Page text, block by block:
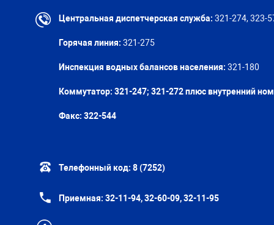
Центральная диспетчерская служба: 321-274, 323-
Горячая линия: 321-275
Инспекция водных балансов населения: 321-180
Коммутатор: 321-247; 321-272 плюс внутренний
Факс: 322-544
Телефонный код: 8 (7252)
Приемная: 32-11-94, 32-60-09, 32-11-95